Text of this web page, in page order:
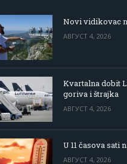
Novi vidikovac
АВГУСТ 4, 2026
Kvartalna dobit
goriva i štrajka
АВГУСТ 4, 2026
U 11 časova sati
АВГУСТ 4, 2026